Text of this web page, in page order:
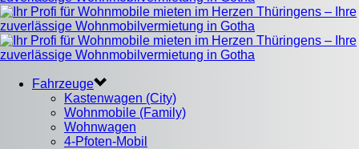
Fahrzeuge
Kastenwagen (City)
Wohnmobile (Family)
Wohnwagen
4-Pfoten-Mobil